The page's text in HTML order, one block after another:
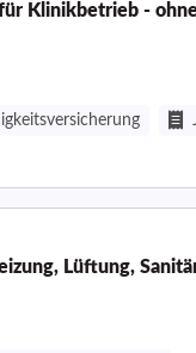
Klinikbetrieb -
Lüftung,